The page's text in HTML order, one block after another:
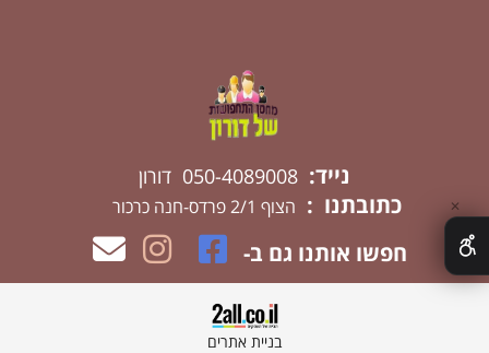
נייד: 050-4089008 דורון
כתובתנו : הצוף 2/1 פרדס-חנה כרכור
חפשו אותנו גם ב-
בניית אתרים
✕